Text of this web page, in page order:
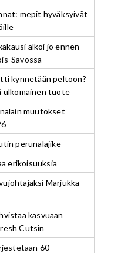
mepit hyväksyivät
alkoi jo ennen
Savossa
kynnetään peltoon?
ulkomainen tuote
muutokset
perunalajike
erikoisuuksia
Marjukka
kasvuaan
Cutsin
60